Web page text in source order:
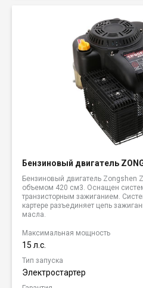
Бензиновый двигатель
Бензиновый двигатель Zongshen
объемом 420 см3. Оснащен
транзисторным зажиганием.
картере разъединяет цепь
масла.
Максимальная мощность
15 л.с.
Тип запуска
Электростартер